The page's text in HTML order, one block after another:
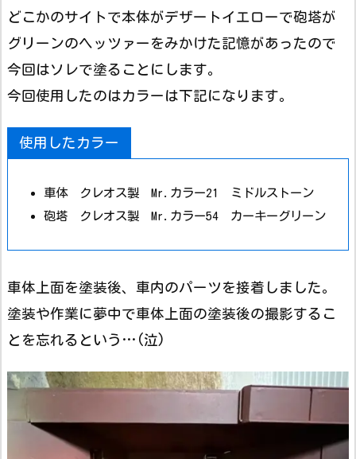
どこかのサイトで本体がデザートイエローで砲塔が
グリーンのヘッツァーをみかけた記憶があったので
今回はソレで塗ることにします。
今回使用したのはカラーは下記になります。
使用したカラー
車体 クレオス製 Mr.カラー21 ミドルストーン
砲塔 クレオス製 Mr.カラー54 カーキーグリーン
車体上面を塗装後、車内のパーツを接着しました。
塗装や作業に夢中で車体上面の塗装後の撮影するこ
とを忘れるという…(泣)